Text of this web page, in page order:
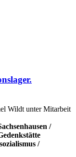
Wildt unter Mitarbeit
/
/